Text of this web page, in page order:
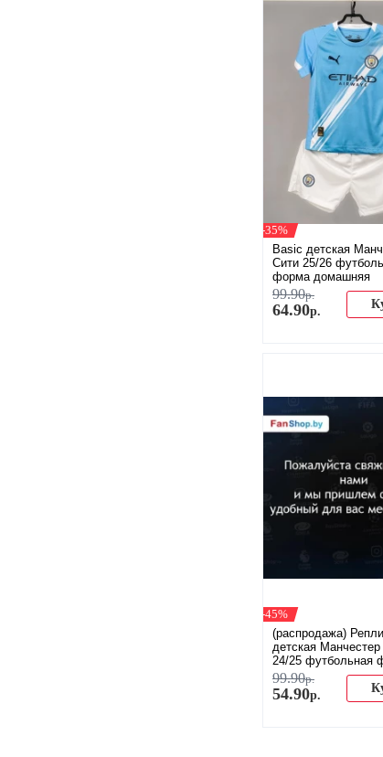
-35%
Basic детская
Сити 25/26
форма домашняя
99.90р.
64.90р.
-45%
(распродажа)
детская
24/25 футбольная
домашняя
99.90р.
54.90р.